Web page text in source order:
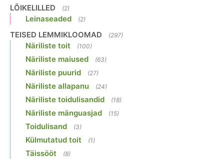
LÕIKELILLED (2)
Leinaseaded (2)
TEISED LEMMIKLOOMAD (297)
Näriliste toit (100)
Näriliste maiused (63)
Näriliste puurid (27)
Näriliste allapanu (24)
Näriliste toidulisandid (18)
Näriliste mänguasjad (15)
Toidulisand (3)
Külmutatud toit (1)
Täissööt (8)